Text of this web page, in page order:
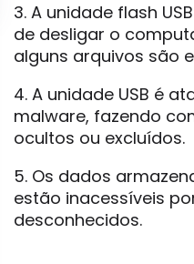
3. A unidade flash
de desligar o
alguns arquivos são
4. A unidade USB é
malware, fazendo
ocultos ou excluídos.
5. Os dados
estão inacessíveis
desconhecidos.